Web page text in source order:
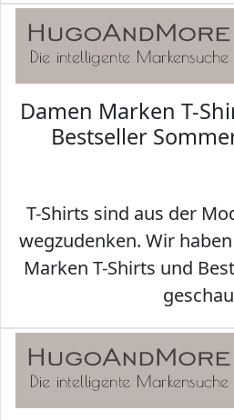
Damen Marken T-
Bestseller
T-Shirts sind aus der
wegzudenken. Wir
Marken T-Shirts und